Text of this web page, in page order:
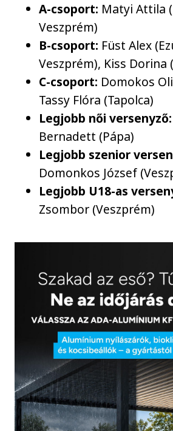
A-csoport: Matyi Attila
Veszprém)
B-csoport: Füst Alex
Veszprém), Kiss Dorina
C-csoport: Domokos
Tassy Flóra (Tapolca)
Legjobb női versenyző:
Bernadett (Pápa)
Legjobb szenior
Domonkos József
Legjobb U18-as
Zsombor (Veszprém)